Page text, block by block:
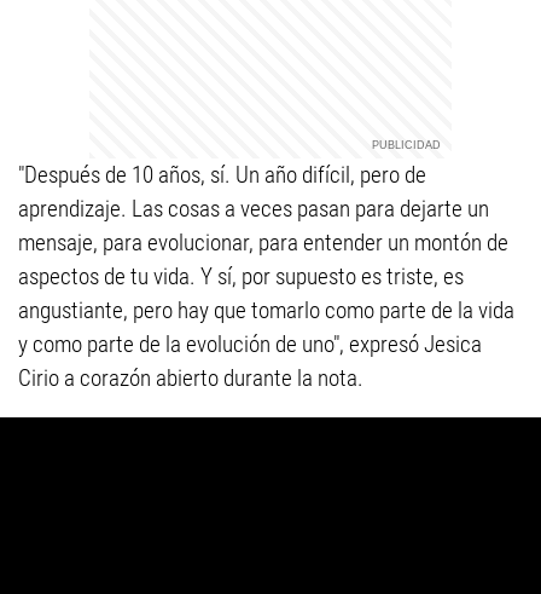
"Después de 10 años, sí. Un año difícil, pero de
aprendizaje. Las cosas a veces pasan para dejarte un
mensaje, para evolucionar, para entender un montón de
aspectos de tu vida. Y sí, por supuesto es triste, es
angustiante, pero hay que tomarlo como parte de la vida
y como parte de la evolución de uno", expresó Jesica
Cirio a corazón abierto durante la nota.